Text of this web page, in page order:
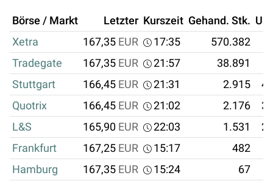
Börse / Markt Letzter Kurszeit Gehand. Stk.
Xetra
167,35 EUR 17:35 570.382
Tradegate
167,35 EUR 21:57 38.891
Stuttgart
166,45 EUR 21:31 2.915
Quotrix
166,45 EUR 21:02 2.176
L&S
165,90 EUR 22:03 1.531
Frankfurt
167,25 EUR 15:17 482
Hamburg
167,35 EUR 15:24 67